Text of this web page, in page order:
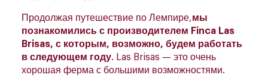
Продолжая путешествие по Лемпире,мы
познакомились с производителем Finca Las
Brisas, с которым, возможно, будем работать
в следующем году. Las Brisas — это очень
хорошая ферма с большими возможностями.